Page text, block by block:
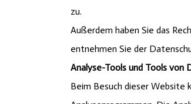
zu.
Außerdem haben Sie das
entnehmen Sie der
Analyse-Tools und Tools von
Beim Besuch dieser